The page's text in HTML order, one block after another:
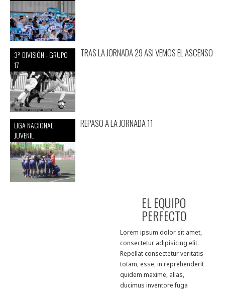
3ª DIVISIÓN - GRUPO
17
TRAS LA JORNADA 29 ASI VEMOS EL ASCENSO
LIGA NACIONAL
JUVENIL
REPASO A LA JORNADA 11
EL EQUIPO
PERFECTO
Lorem ipsum dolor sit amet,
consectetur adipisicing elit.
Repellat consectetur veritatis
totam, esse, in reprehenderit
quidem maxime, alias,
ducimus inventore fuga